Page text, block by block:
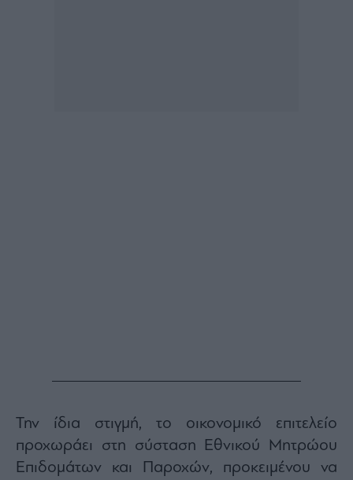
Content
&
Content
Calendar
Την ίδια στιγμή, το οικονομικό επιτελείο
προχωράει στη σύσταση Εθνικού Μητρώου
Επιδομάτων και Παροχών, προκειμένου να